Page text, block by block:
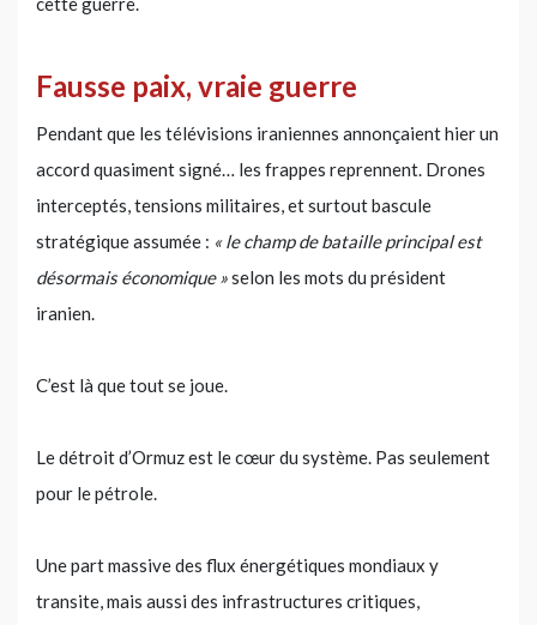
Fausse paix, vraie guerre
Pendant que les télévisions iraniennes annonçaient hier un
accord quasiment signé… les frappes reprennent. Drones
interceptés, tensions militaires, et surtout bascule
stratégique assumée : « le champ de bataille principal est
désormais économique »selon les mots du président
iranien.
C’est là que tout se joue.
Le détroit d’Ormuz est le cœur du système. Pas seulement
pour le pétrole.
Une part massive des flux énergétiques mondiaux y
transite, mais aussi des infrastructures critiques,